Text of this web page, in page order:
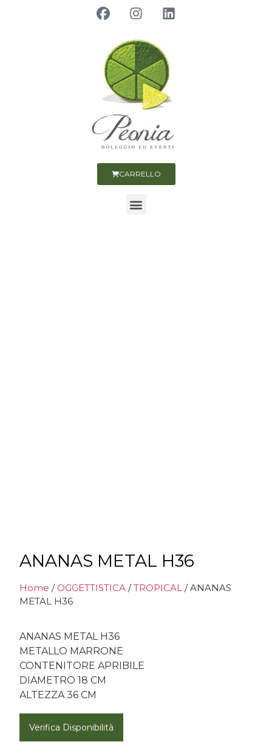
CARRELLO
ANANAS METAL H36
Home / OGGETTISTICA /TROPICAL / ANANAS
METAL H36
ANANAS METAL H36
METALLO MARRONE
CONTENITORE APRIBILE
DIAMETRO 18 CM
ALTEZZA 36 CM
Verifica Disponibilità